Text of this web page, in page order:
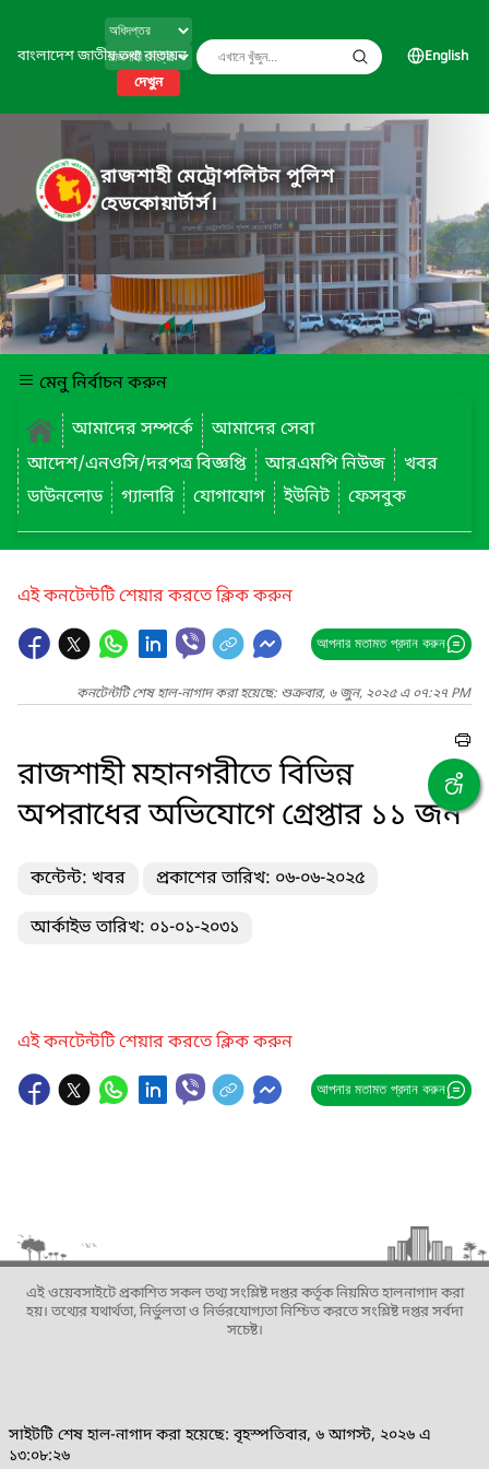
বাংলাদেশ জাতীয় তথ্য বাতায়ন
দেখুন
English
রাজশাহী মেট্রোপলিটন পুলিশ
হেডকোয়ার্টার্স।
মেনু নির্বাচন করুন
আমাদের সম্পর্কে
আমাদের সেবা
আদেশ/এনওসি/দরপত্র বিজ্ঞপ্তি
আরএমপি নিউজ
খবর
ডাউনলোড
গ্যালারি যোগাযোগ ইউনিট ফেসবুক
এই কনটেন্টটি শেয়ার করতে ক্লিক করুন
আপনার মতামত প্রদান করুন
কনটেন্টটি শেষ হাল-নাগাদ করা হয়েছে: শুক্রবার, ৬ জুন, ২০২৫ এ ০৭:২৭ PM
রাজশাহী মহানগরীতে বিভিন্ন
অপরাধের অভিযোগে গ্রেপ্তার ১১ জন
কন্টেন্ট: খবর প্রকাশের তারিখ: ০৬-০৬-২০২৫
আর্কাইভ তারিখ: ০১-০১-২০৩১
এই কনটেন্টটি শেয়ার করতে ক্লিক করুন
আপনার মতামত প্রদান করুন
এই ওয়েবসাইটে প্রকাশিত সকল তথ্য সংশ্লিষ্ট দপ্তর কর্তৃক নিয়মিত হালনাগাদ করা
হয়। তথ্যের যথার্থতা, নির্ভুলতা ও নির্ভরযোগ্যতা নিশ্চিত করতে সংশ্লিষ্ট দপ্তর সর্বদা
সচেষ্ট।
সাইটটি শেষ হাল-নাগাদ করা হয়েছে: বৃহস্পতিবার, ৬ আগস্ট, ২০২৬ এ
১৩:০৮:২৬